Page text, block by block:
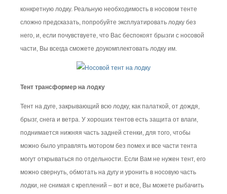
конкретную лодку. Реальную необходимость в носовом тенте
сложно предсказать, попробуйте эксплуатировать лодку без
него, и, если почувствуете, что Вас беспокоят брызги с носовой
части, Вы всегда сможете доукомплектовать лодку им.
Тент трансформер на лодку
Тент на дуге, закрывающий всю лодку, как палаткой, от дождя,
брызг, снега и ветра. У хороших тентов есть защита от влаги,
поднимается нижняя часть задней стенки, для того, чтобы
можно было управлять мотором без помех и все части тента
могут открываться по отдельности. Если Вам не нужен тент, его
можно свернуть, обмотать на дугу и уронить в носовую часть
лодки, не снимая с креплений – вот и все, Вы можете рыбачить